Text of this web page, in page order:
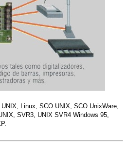
Linux, SCO UNIX, SCO UnixWare,
SVR3, UNIX SVR4 Windows 95,